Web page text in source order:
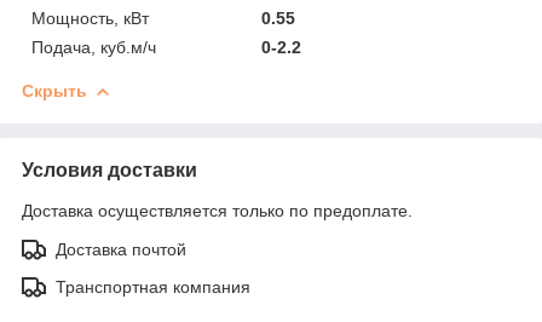
Мощность, кВт
0.55
Подача, куб.м/ч
0-2.2
Скрыть
Условия доставки
Доставка осуществляется только по предоплате.
Доставка почтой
Транспортная компания